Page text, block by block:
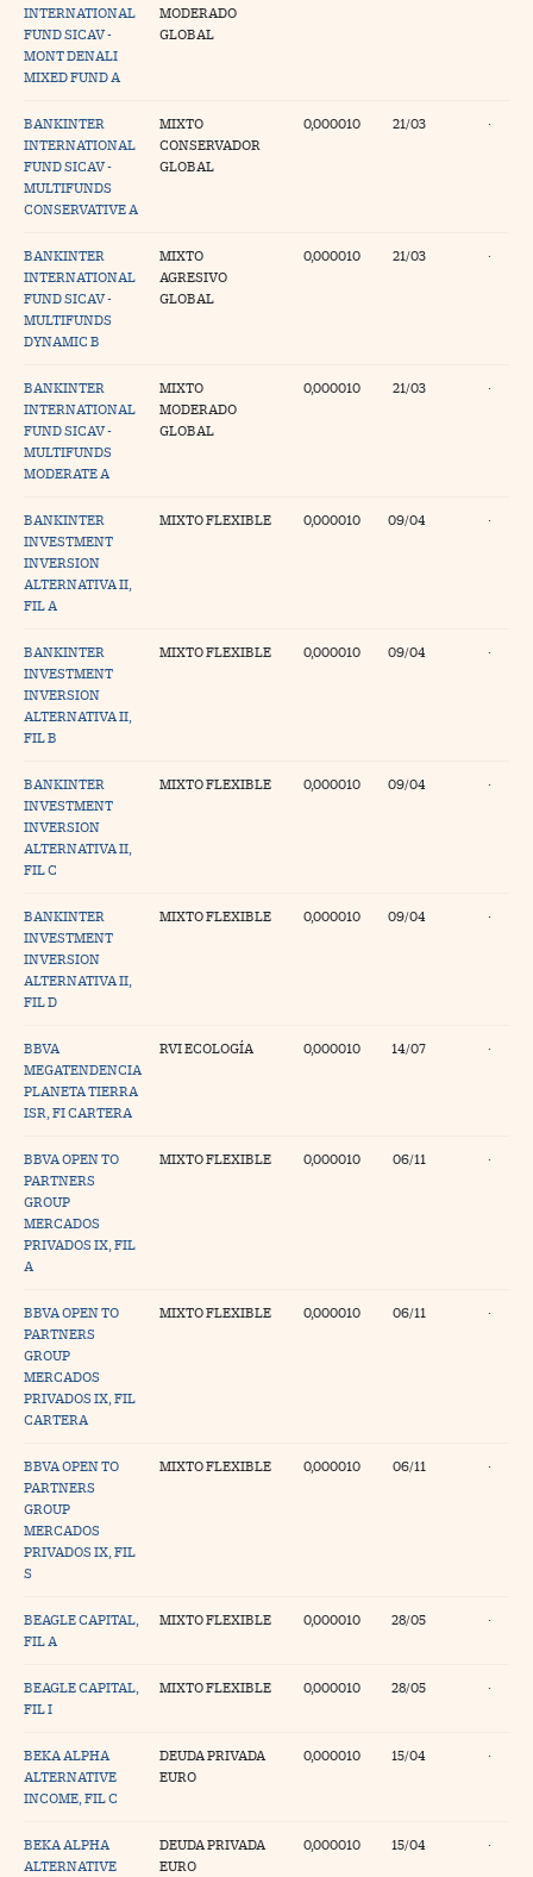
INTERNATIONAL
FUND SICAV -
MONT DENALI
MIXED FUND A
MODERADO
GLOBAL
BANKINTER
INTERNATIONAL
FUND SICAV -
MULTIFUNDS
CONSERVATIVE A
MIXTO
CONSERVADOR
GLOBAL
0,000010 21/03 ·
BANKINTER
INTERNATIONAL
FUND SICAV -
MULTIFUNDS
DYNAMIC B
MIXTO
AGRESIVO
GLOBAL
0,000010 21/03 ·
BANKINTER
INTERNATIONAL
FUND SICAV -
MULTIFUNDS
MODERATE A
MIXTO
MODERADO
GLOBAL
0,000010 21/03 ·
BANKINTER
INVESTMENT
INVERSION
ALTERNATIVA II,
FIL A
MIXTO FLEXIBLE 0,000010 09/04 ·
BANKINTER
INVESTMENT
INVERSION
ALTERNATIVA II,
FIL B
MIXTO FLEXIBLE 0,000010 09/04 ·
BANKINTER
INVESTMENT
INVERSION
ALTERNATIVA II,
FIL C
MIXTO FLEXIBLE 0,000010 09/04 ·
BANKINTER
INVESTMENT
INVERSION
ALTERNATIVA II,
FIL D
MIXTO FLEXIBLE 0,000010 09/04 ·
BBVA
MEGATENDENCIA
PLANETA TIERRA
ISR, FI CARTERA
RVI ECOLOGÍA 0,000010 14/07 ·
BBVA OPEN TO
PARTNERS
GROUP
MERCADOS
PRIVADOS IX, FIL
A
MIXTO FLEXIBLE 0,000010 06/11 ·
BBVA OPEN TO
PARTNERS
GROUP
MERCADOS
PRIVADOS IX, FIL
CARTERA
MIXTO FLEXIBLE 0,000010 06/11 ·
BBVA OPEN TO
PARTNERS
GROUP
MERCADOS
PRIVADOS IX, FIL
S
MIXTO FLEXIBLE 0,000010 06/11 ·
BEAGLE CAPITAL,
FIL A
MIXTO FLEXIBLE 0,000010 28/05 ·
BEAGLE CAPITAL,
FIL I
MIXTO FLEXIBLE 0,000010 28/05 ·
BEKA ALPHA
ALTERNATIVE
INCOME, FIL C
DEUDA PRIVADA
EURO
0,000010 15/04 ·
BEKA ALPHA
ALTERNATIVE
DEUDA PRIVADA
EURO
0,000010 15/04 ·